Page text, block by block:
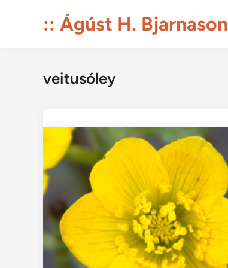
:: Ágúst H. Bjarnason
veitusóley